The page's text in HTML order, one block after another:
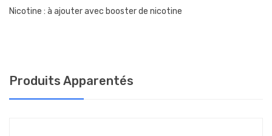
Nicotine : à ajouter avec booster de nicotine
Produits Apparentés